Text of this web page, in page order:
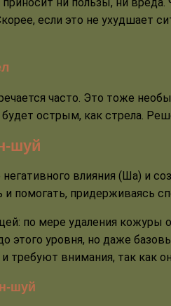
если это не ухудшает
часто. Это тоже
острым, как стрела.
шуй
влияния (Ша) и
помогать, придерживаясь
по мере удаления кожуры
этого уровня, но даже
внимания, так как
шуй